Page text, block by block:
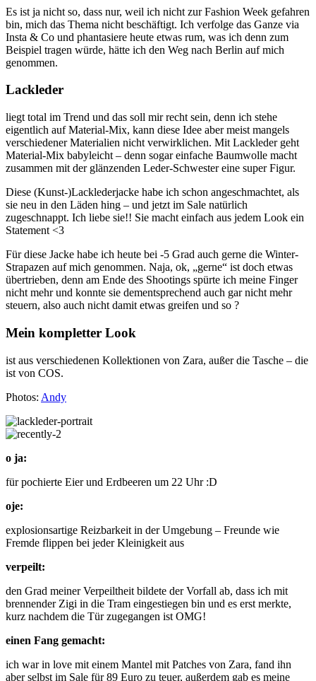
Es ist ja nicht so, dass nur, weil ich nicht zur Fashion Week gefahren
bin, mich das Thema nicht beschäftigt. Ich verfolge das Ganze via
Insta & Co und phantasiere heute etwas rum, was ich denn zum
Beispiel tragen würde, hätte ich den Weg nach Berlin auf mich
genommen.
Lackleder
liegt total im Trend und das soll mir recht sein, denn ich stehe
eigentlich auf Material-Mix, kann diese Idee aber meist mangels
verschiedener Materialien nicht verwirklichen. Mit Lackleder geht
Material-Mix babyleicht – denn sogar einfache Baumwolle macht
zusammen mit der glänzenden Leder-Schwester eine super Figur.
Diese (Kunst-)Lacklederjacke habe ich schon angeschmachtet, als
sie neu in den Läden hing – und jetzt im Sale natürlich
zugeschnappt. Ich liebe sie!! Sie macht einfach aus jedem Look ein
Statement <3
Für diese Jacke habe ich heute bei -5 Grad auch gerne die Winter-
Strapazen auf mich genommen. Naja, ok, „gerne“ ist doch etwas
übertrieben, denn am Ende des Shootings spürte ich meine Finger
nicht mehr und konnte sie dementsprechend auch gar nicht mehr
steuern, also auch nicht damit etwas greifen und so ?
Mein kompletter Look
ist aus verschiedenen Kollektionen von Zara, außer die Tasche – die
ist von COS.
Photos: Andy
o ja:
für pochierte Eier und Erdbeeren um 22 Uhr :D
oje:
explosionsartige Reizbarkeit in der Umgebung – Freunde wie
Fremde flippen bei jeder Kleinigkeit aus
verpeilt:
den Grad meiner Verpeiltheit bildete der Vorfall ab, dass ich mit
brennender Zigi in die Tram eingestiegen bin und es erst merkte,
kurz nachdem die Tür zugegangen ist OMG!
einen Fang gemacht:
ich war in love mit einem Mantel mit Patches von Zara, fand ihn
aber selbst im Sale für 89 Euro zu teuer, außerdem gab es meine